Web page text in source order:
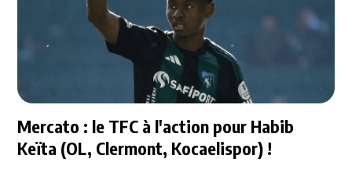
Mercato : le TFC à l'action pour Habib
Keïta (OL, Clermont, Kocaelispor) !